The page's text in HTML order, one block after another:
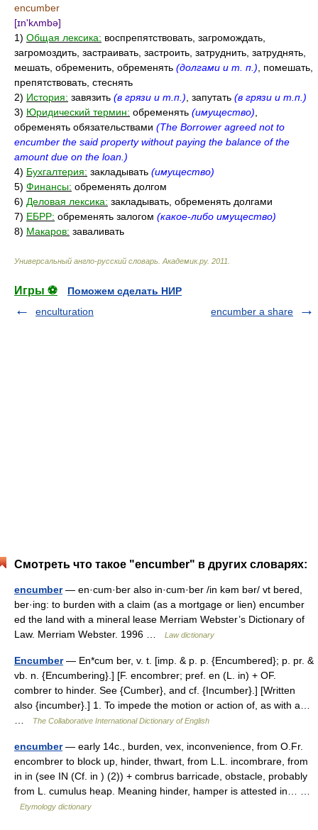
encumber
[ɪn'kʌmbə]
1) Общая лексика: воспрепятствовать, загромождать,
загромоздить, застраивать, застроить, затруднить, затруднять,
мешать, обременить, обременять (долгами и т. п.) , помешать,
препятствовать, стеснять
2) История: завязить (в грязи и т.п.) , запутать (в грязи и т.п.)
3) Юридический термин: обременять (имущество)
обременять обязательствами (The Borrower agreed not to
encumber the said property without paying the balance of the
amount due on the loan.)
4) Бухгалтерия: закладывать (имущество)
5) Финансы: обременять долгом
6) Деловая лексика: закладывать, обременять долгами
7) ЕБРР: обременять залогом (какое-либо имущество)
8) Макаров: заваливать
Универсальный англо-русский словарь Академик.ру. 2011
Игры ⚽
Поможем сделать НИР
enculturation
encumber a share
Смотреть что такое "encumber" в других словарях:
encumber— en·cum·ber also in·cum·ber /in kəm bər/ vt bered,
ber·ing: to burden with a claim (as a mortgage or lien) encumber
ed the land with a mineral lease Merriam Webster’s Dictionary of
Law. Merriam Webster. 1996 …
Law dictionary
Encumber— En*cum ber, v. t. [imp. & p. p. {Encumbered}; p. pr. &
vb. n. {Encumbering}.] [F. encombrer; pref. en (L. in) + OF.
combrer to hinder. See {Cumber}, and cf. {Incumber}.] [Written
also {incumber}.] 1. To impede the motion or action of, as with a…
The Collaborative International Dictionary of English
encumber— early 14c., burden, vex, inconvenience, from O.Fr.
encombrer to block up, hinder, thwart, from L.L. incombrare, from
in in (see IN (Cf. in ) (2)) + combrus barricade, obstacle, probably
from L. cumulus heap. Meaning hinder, hamper is attested in… …
Etymology dictionary